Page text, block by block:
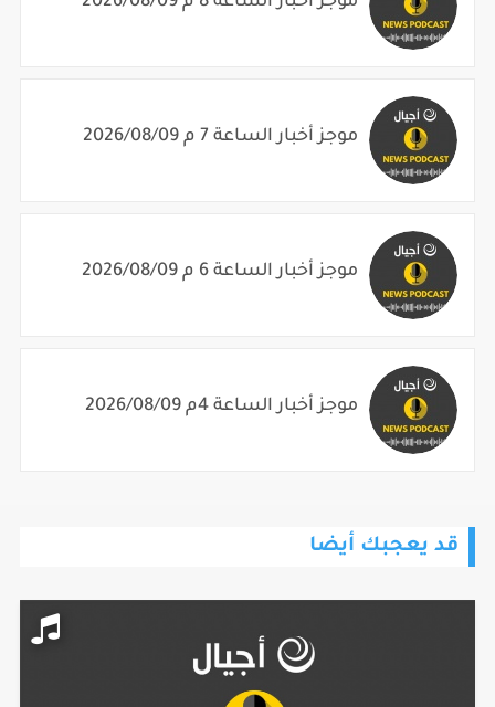
موجز أخبار الساعة 7 م 2026/08/09
موجز أخبار الساعة 6 م 2026/08/09
موجز أخبار الساعة 4م 2026/08/09
قد يعجبك أيضا